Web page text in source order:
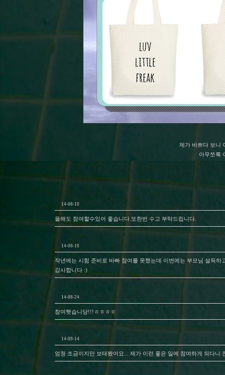
제가 바쁘다 보니
아무쪼록
14-08-10
올해도 참여할수있어 좋습니다.또한번 수고 부탁드립니다.
14-08-10
작년에는 시험 준비로 바빠 참여를 못했는데 이번에는 부모님 설득하
감사합니다 :)
14-08-24
참여햇습니당!!!ㅎㅎㅎㅎ
14-09-14
엄청 조금이지만 보태봤어요... 제가 이런 좋은 일에 참여하게 되다니